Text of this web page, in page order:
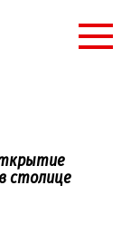
столице